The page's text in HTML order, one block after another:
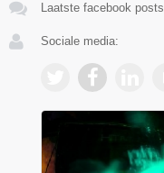
Laatste facebook posts
Sociale media: